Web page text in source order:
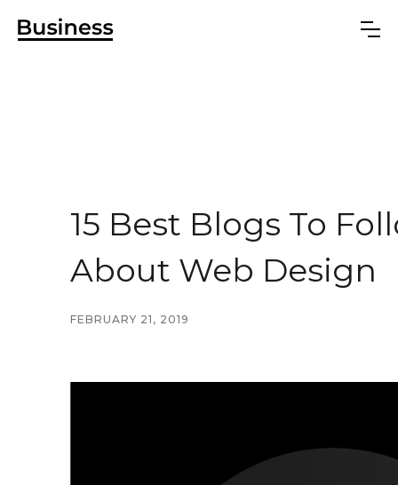
15 Best Blogs To
About Web Design
FEBRUARY 21, 2019